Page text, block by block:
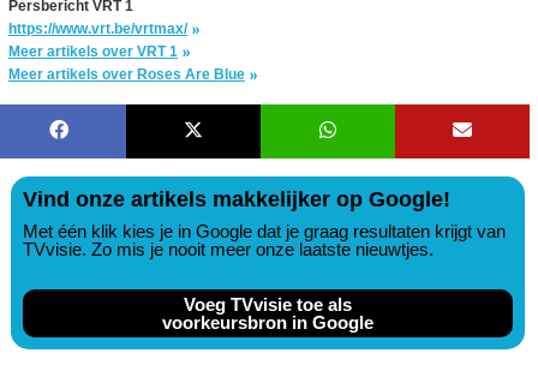
Persbericht VRT 1
https://www.vrt.be/vrtmax/
Meer artikels over VRT 1
Meer artikels over Roses Are Blue
Vind onze artikels makkelijker op Google!
Met één klik kies je in Google dat je graag resultaten krijgt van
TVvisie. Zo mis je nooit meer onze laatste nieuwtjes.
Voeg TVvisie toe als
voorkeursbron in Google